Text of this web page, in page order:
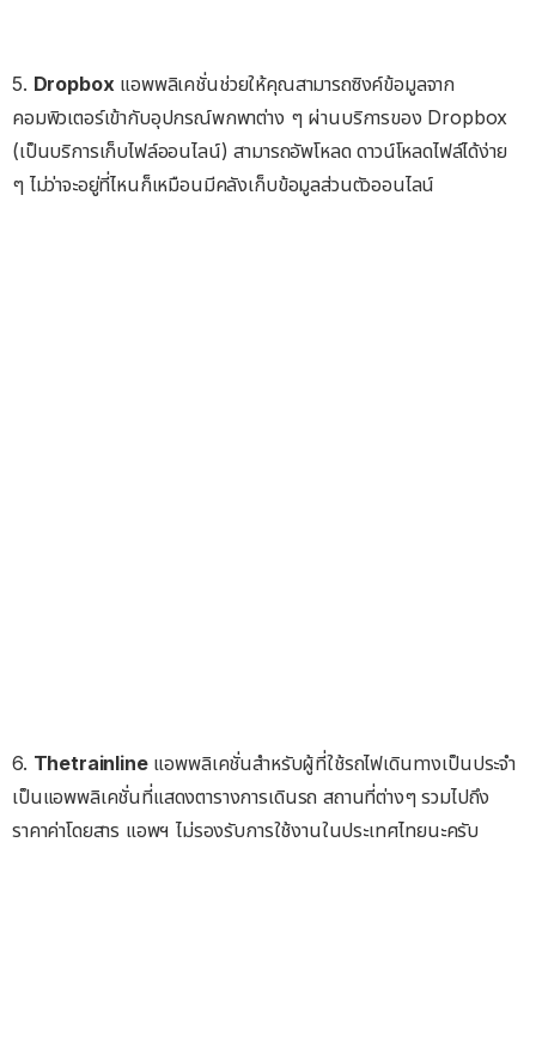
5. Dropboxแอพพลิเคชั่นช่วยให้คุณสามารถซิงค์ข้อมูลจาก
คอมพิวเตอร์เข้ากับอุปกรณ์พกพาต่าง ๆ ผ่านบริการของ Dropbox
(เป็นบริการเก็บไฟล์ออนไลน์) สามารถอัพโหลด ดาวน์โหลดไฟล์ได้ง่าย
ๆ ไม่ว่าจะอยู่ที่ไหนก็เหมือนมีคลังเก็บข้อมูลส่วนตัวออนไลน์
6. Thetrainlineแอพพลิเคชั่นสำหรับผู้ที่ใช้รถไฟเดินทางเป็นประจำ
เป็นแอพพลิเคชั่นที่แสดงตารางการเดินรถ สถานที่ต่างๆ รวมไปถึง
ราคาค่าโดยสาร แอพฯ ไม่รองรับการใช้งานในประเทศไทยนะครับ